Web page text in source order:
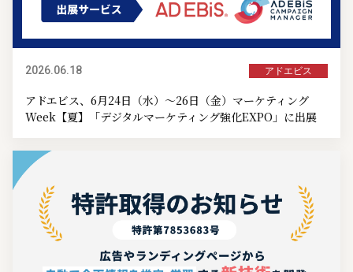
2026.06.18 アドエビス
アドエビス、6月24日（水）～26日（金）マーケティング
Week【夏】「デジタルマーケティング強化EXPO」に出展